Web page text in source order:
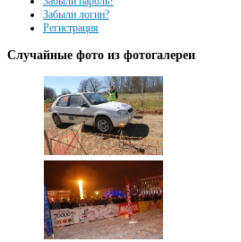
Забыли логин?
Регистрация
Случайные фото из фотогалереи